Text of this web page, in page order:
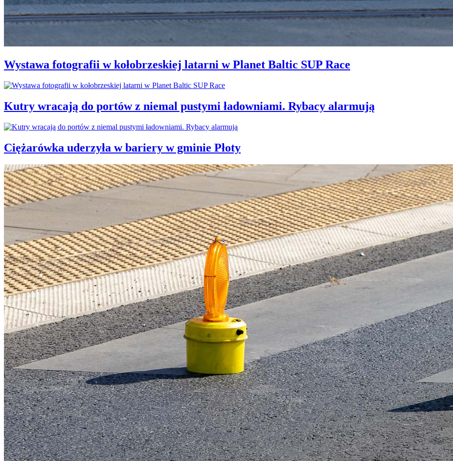
Wystawa fotografii w kołobrzeskiej latarni w Planet Baltic SUP Race
Kutry wracają do portów z niemal pustymi ładowniami. Rybacy alarmują
Ciężarówka uderzyła w bariery w gminie Płoty